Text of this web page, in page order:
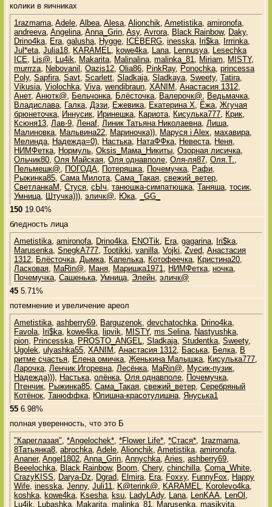
колики в яичниках
1razmama,Adele,Albea,Alesa,Alionchik,Ametistika,amironofa,
andreeva,Angelina,Anna_Grin,Asy,Avrora, Black Rainbow, Daky,
Drino4ka, Era,galusha, Hygge, ICEBERG,inesska, Iri$ka, Irrrinka,
Jul*eta,Julia18, KARAMEL, kowe4ka, Lana, Lennusya, Lesechka
ICE, Lis@, Lu4ik, Makarita, Malinalina,malinka_81, Miriam, MISTY,
murrrza, Nebovanil ,Oazis12,Olia86, PinkRay, Ponochka,princessa
Poly,Sapfira,Savt,Scarlett,Sladkaja,Sladkaya,Sweety,Tatira,
Vikusia,Violochka,Viva,wendibraun,XANIM ,Анастасия 1312,
Анет,Анютк@, Бельчонка, Блёсточка, Валерочк@, Ведьмачка,
Владислава, Галка,Дэзи, Ежевика, Екатерина Х, Ёжа,Жгучая
брюнеточка, Иннусик, Иринешка, Кариота, Кисулька777, Крик,
Ксюня13,Лав-9,Ленаf,Линик Татьяна Николаевна,Лиша,
Малиновка, Мальвина22, Мариночка)), Маруся i Alex,махавира,
Мелинда, Надежда=0), Настька, НатаФФка, Невеста, Неня,
НИМФетка, Нормуль,Оksis_Мама_Никиты,Озорная лисичка,
Ольчик80,Оля Майская,Оля однавполе,Оля-ля87,Оля.Т.,
Пельмешк@, ПОГОДА, Потеряшка, Почемучка, Рафи,
Рыжинка85,Сама Милота,Сама_Такая,свежий_ветер,
СветланкаМ ,Стуся,сЫч,танюшка-симпатюшка,Таняша,тосик,
Умница, Штучка))),эличк@, Юка,
_GG_
150 19.04%
бледность лица
Ametistika,amironofa, Drino4ka, ENOTik, Era,gagarina, Iri$ka,
Marusenka,SnegkA777,Tootikki,vanilla,Vojki,Zved,Анастасия
1312, Блёсточка,Дымка, Капелька, Котофеечка, Кристина20,
Ласковая, МаRin@, Маня, Маришка1971, НИМФетка,ночка,
Почемучка,Сашенька,Умница, Элейн,эличк@
45 5.71%
потемнение и увеличение ареол
Ametistika,ashberry69, Barguzenok,devchatochka, Drino4ka,
Favola, Iri$ka, kowe4ka, lipvik, MISTY,ms Selina, Nastyushka,
pion, Princesska, PROSTO_ANGEL,Sladkaja,Studentka,Sweety,
Ugolek,ulyashka55,XANIM ,Анастасия 1312, Баська, Белка, В
ритме счастья, Елена омичка,Женькина Малышка, Кисулька777,
Ларочка,Ленчик Игоревна,Лесёнка, МаRin@, Мусик-пузик,
Надежда))), Настька,олёнка,Оля однавполе, Почемучка,
Птенчик, Рыжинка85,Сама_Такая,свежий_ветер,Серебряный
Котёнок,Танюффка, Юлишна-красотулишна,Януська1
55 6.98%
полная уверенность, что это Б
"Кареглазая",*Angelochek*,*Flower Life*,*Стася*, 1razmama,
8Татьянка8,abrochka,Adele,Alionchik,Ametistika,amironofa,
Ananer,Angel1802,Anna_Grin,Annychka,Aries,ashberry69,
Beeelochka, Black Rainbow, Boom,Chery,chinchilla,Coma_White,
CrazyKISS, Darya-Dz, Dgrad, Elmira, Era, Foxxy, FunnyFox, Happy
Wife,inesska,Jenny,Juli11, K@terink@, KARAMEL, Korolevo4ka,
koshka, kowe4ka, Ksesha, ksu, LadyLAdy, Lana, LenKAA, LenOl ,
Lu4ik, Lubashka, Makarita,malinka_81, Marusenka,masikvita,